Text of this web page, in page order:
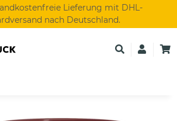
Lieferung mit DHL-
nach Deutschland.